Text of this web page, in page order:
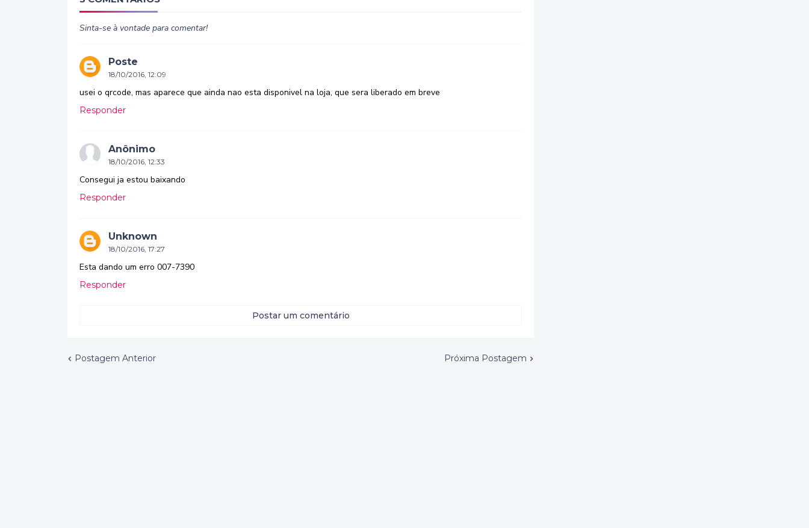
Sinta-se à vontade para comentar!
Poste
18/10/2016, 12:09
usei o qrcode, mas aparece que ainda nao esta disponivel na loja, que sera liberado em breve
Responder
Anônimo
18/10/2016, 12:33
Consegui ja estou baixando
Responder
Unknown
18/10/2016, 17:27
Esta dando um erro 007-7390
Responder
Postar um comentário
Postagem Anterior Próxima Postagem